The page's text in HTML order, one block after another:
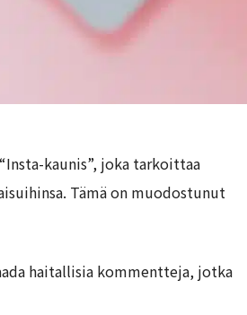
kaunis”, joka tarkoittaa
Tämä on muodostunut
haitallisia kommentteja, jotka